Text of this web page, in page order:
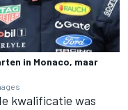
in Monaco, maar
kwalificatie was